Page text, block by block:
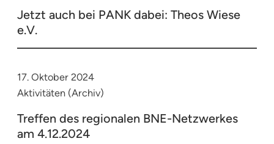
Jetzt auch bei PANK dabei: Theos Wiese
e.V.
17. Oktober 2024
Aktivitäten (Archiv)
Treffen des regionalen BNE-Netzwerkes
am 4.12.2024